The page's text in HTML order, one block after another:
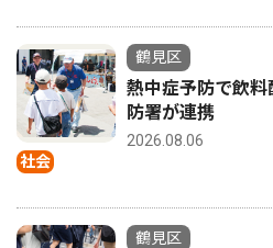
社会
鶴見区
熱中症予防で飲
防署が連携
2026.08.06
鶴見区